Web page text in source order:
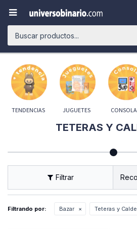

TENDENCIAS JUGUETES
TETERAS Y
Filtrando por: Bazar Teteras y